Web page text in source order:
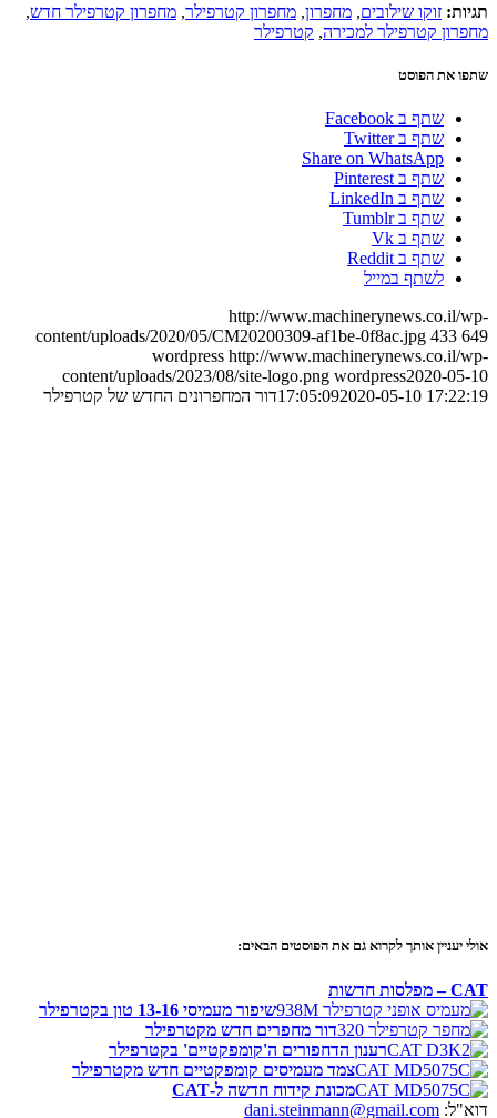
תגיות: זוקו שילובים, מחפרון, מחפרון קטרפילר, מחפרון קטרפילר חדש,
מחפרון קטרפילר למכירה, קטרפילר
שתפו את הפוסט
שתף ב Facebook
שתף ב Twitter
Share on WhatsApp
שתף ב Pinterest
שתף ב LinkedIn
שתף ב Tumblr
שתף ב Vk
שתף ב Reddit
לשתף במייל
http://www.machinerynews.co.il/wp-
content/uploads/2020/05/CM20200309-af1be-0f8ac.jpg 433 649
wordpress http://www.machinerynews.co.il/wp-
content/uploads/2023/08/site-logo.png wordpress2020-05-10
17:05:092020-05-10 17:22:19 דור המחפרונים החדש של קטרפילר
אולי יעניין אותך לקרוא גם את הפוסטים הבאים:
CAT – מפלסות חדשות
שיפור מעמיסי 13-16 טון בקטרפילר
דור מחפרים חדש מקטרפילר
רענון הדחפורים ה'קומפקטיים' בקטרפילר
צמד מעמיסים קומפקטיים חדש מקטרפילר
מכונת קידוח חדשה ל-CAT
דוא"ל: dani.steinmann@gmail.com